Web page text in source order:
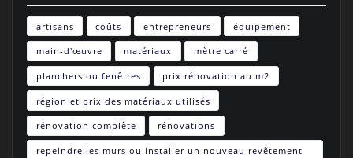
artisans coûts entrepreneurs équipement
main-d'œuvre matériaux mètre carré
planchers ou fenêtres prix rénovation au m2
région et prix des matériaux utilisés
rénovation complète rénovations
repeindre les murs ou installer un nouveau revêtement